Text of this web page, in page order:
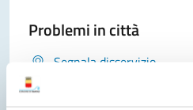
Problemi in città
Segnala disservizio